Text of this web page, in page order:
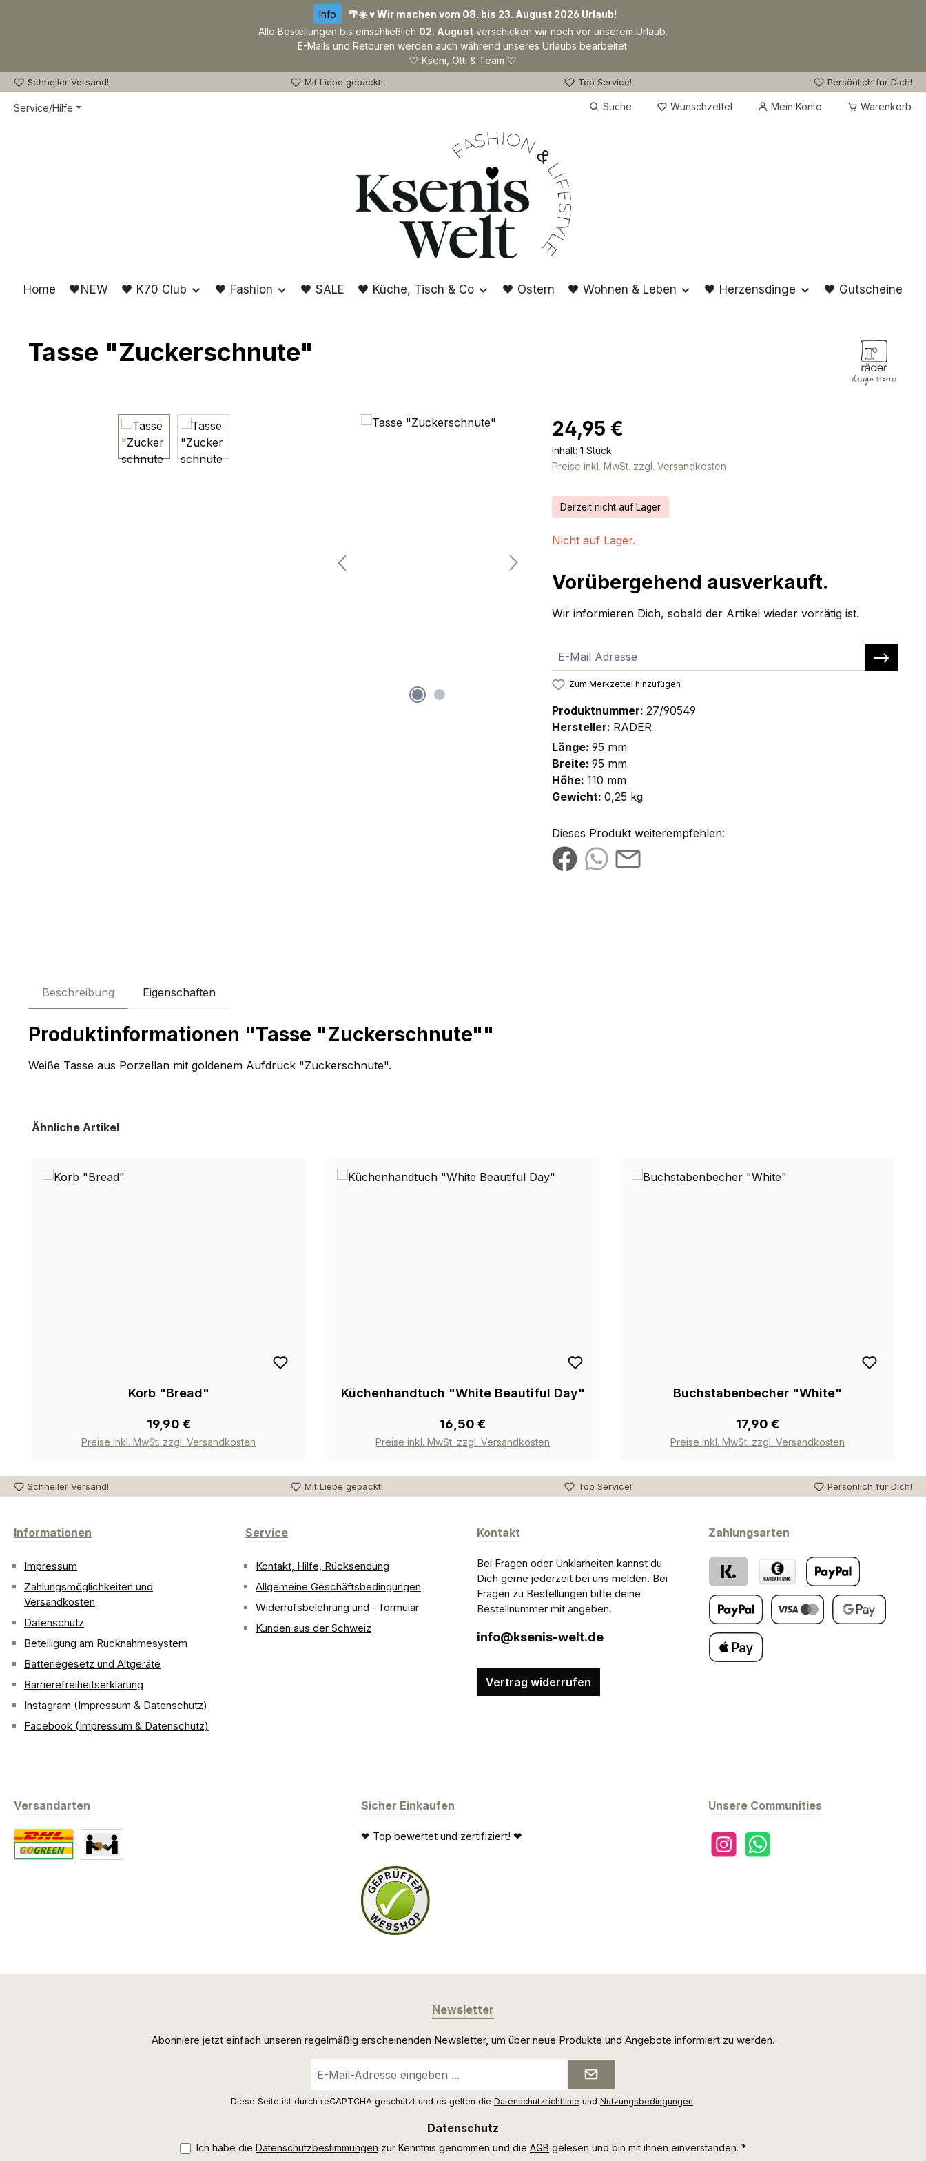
Info
🌴☀️ ♥ Wir machen vom 08. bis 23. August 2026 Urlaub!
Alle Bestellungen bis einschließlich 02. August verschicken wir noch vor unserem Urlaub.
E-Mails und Retouren werden auch während unseres Urlaubs bearbeitet.
🤍 Kseni, Otti & Team 🤍
Schneller Versand! Mit Liebe gepackt! Top Service! Persönlich für Dich!
Service/Hilfe Suche Wunschzettel Du hast 0 Produkte auf dem Merkzettel
Mein Konto Warenkorb
Home 🖤NEW 🖤 K70 Club 🖤 Fashion 🖤 SALE 🖤 Küche, Tisch & Co 🖤 Ostern 🖤 Wohnen & Leben 🖤 Herzensdinge 🖤 Gutscheine
Tasse "Zuckerschnute"
Bildergalerie überspringen Regulärer Preis:
24,95 €
Inhalt: 1 Stück
Preise inkl. MwSt. zzgl. Versandkosten
Derzeit nicht auf Lager
Nicht auf Lager.
Vorübergehend ausverkauft.
Wir informieren Dich, sobald der Artikel wieder vorrätig ist.
Zum Merkzettel hinzufügen
Produktnummer: 27/90549
Hersteller: RÄDER
Länge: 95 mm
Breite: 95 mm
Höhe: 110 mm
Gewicht: 0,25 kg
Dieses Produkt weiterempfehlen:
Beschreibung Eigenschaften
Produktinformationen "Tasse "Zuckerschnute""
Weiße Tasse aus Porzellan mit goldenem Aufdruck "Zuckerschnute".
Produktgalerie überspringen
Ähnliche Artikel
Korb "Bread"
19,90 €
Preise inkl. MwSt. zzgl. Versandkosten
Küchenhandtuch "White Beautiful Day"
16,50 €
Preise inkl. MwSt. zzgl. Versandkosten
Buchstabenbecher "White"
17,90 €
Preise inkl. MwSt. zzgl. Versandkosten
Schneller Versand! Mit Liebe gepackt! Top Service! Persönlich für Dich!
Informationen
Impressum
Zahlungsmöglichkeiten und
Versandkosten
Datenschutz
Beteiligung am Rücknahmesystem
Batteriegesetz und Altgeräte
Barrierefreiheitserklärung
Instagram (Impressum & Datenschutz)
Facebook (Impressum & Datenschutz)
Service
Kontakt, Hilfe, Rücksendung
Allgemeine Geschäftsbedingungen
Widerrufsbelehrung und - formular
Kunden aus der Schweiz
Kontakt
Bei Fragen oder Unklarheiten kannst du
Dich gerne jederzeit bei uns melden. Bei
Fragen zu Bestellungen bitte deine
Bestellnummer mit angeben.
info@ksenis-welt.de
Vertrag widerrufen
Unsere Communities
InstagramWhatsApp
Zahlungsarten
PayPal
Später Bezahlen
Klarna Barzahlung bei Abholung
Versandarten Sicher Einkaufen
❤ Top bewertet und zertifiziert! ❤
Newsletter
Abonniere jetzt einfach unseren regelmäßig erscheinenden Newsletter, um über neue Produkte und Angebote informiert zu werden.
Mail-
Diese Seite ist durch reCAPTCHA geschützt und es gelten die Datenschutzrichtlinie und Nutzungsbedingungen.
Datenschutz
Ich habe die Datenschutzbestimmungen zur Kenntnis genommen und die AGB gelesen und bin mit ihnen einverstanden. *